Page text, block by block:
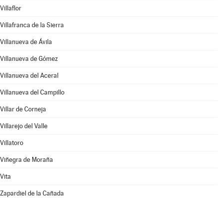
Villaflor
Villafranca de la Sierra
Villanueva de Ávila
Villanueva de Gómez
Villanueva del Aceral
Villanueva del Campillo
Villar de Corneja
Villarejo del Valle
Villatoro
Viñegra de Moraña
Vita
Zapardiel de la Cañada